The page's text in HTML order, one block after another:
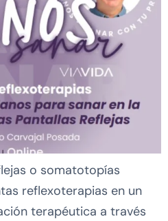
o somatotopías
reflexoterapias en un
terapéutica a través